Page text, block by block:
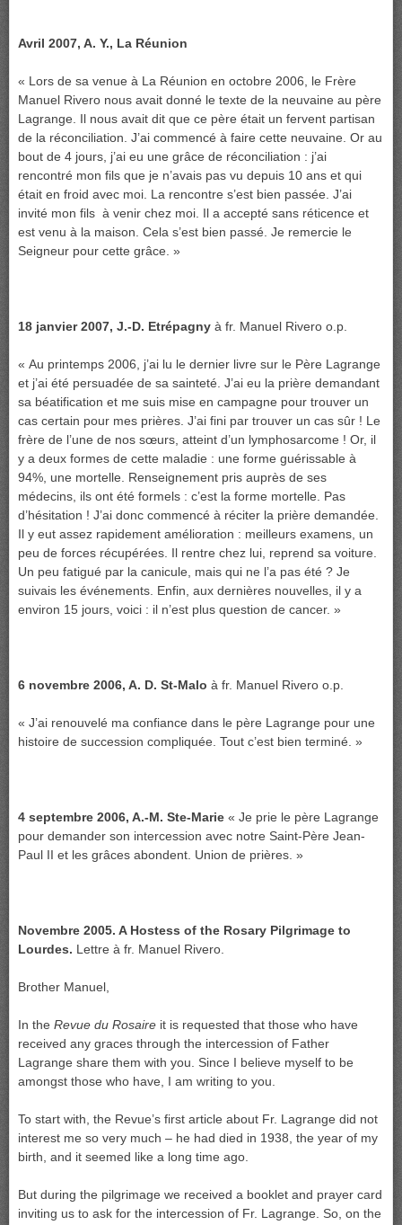
Avril 2007, A. Y., La Réunion
« Lors de sa venue à La Réunion en octobre 2006, le Frère
Manuel Rivero nous avait donné le texte de la neuvaine au père
Lagrange. Il nous avait dit que ce père était un fervent partisan
de la réconciliation. J’ai commencé à faire cette neuvaine. Or au
bout de 4 jours, j’ai eu une grâce de réconciliation : j’ai
rencontré mon fils que je n’avais pas vu depuis 10 ans et qui
était en froid avec moi. La rencontre s’est bien passée. J’ai
invité mon fils à venir chez moi. Il a accepté sans réticence et
est venu à la maison. Cela s’est bien passé. Je remercie le
Seigneur pour cette grâce. »
18 janvier 2007, J.-D. Etrépagny à fr. Manuel Rivero o.p.
« Au printemps 2006, j’ai lu le dernier livre sur le Père Lagrange
et j’ai été persuadée de sa sainteté. J’ai eu la prière demandant
sa béatification et me suis mise en campagne pour trouver un
cas certain pour mes prières. J’ai fini par trouver un cas sûr ! Le
frère de l’une de nos sœurs, atteint d’un lymphosarcome ! Or, il
y a deux formes de cette maladie : une forme guérissable à
94%, une mortelle. Renseignement pris auprès de ses
médecins, ils ont été formels : c’est la forme mortelle. Pas
d’hésitation ! J’ai donc commencé à réciter la prière demandée.
Il y eut assez rapidement amélioration : meilleurs examens, un
peu de forces récupérées. Il rentre chez lui, reprend sa voiture.
Un peu fatigué par la canicule, mais qui ne l’a pas été ? Je
suivais les événements. Enfin, aux dernières nouvelles, il y a
environ 15 jours, voici : il n’est plus question de cancer. »
6 novembre 2006, A. D. St-Malo à fr. Manuel Rivero o.p.
« J’ai renouvelé ma confiance dans le père Lagrange pour une
histoire de succession compliquée. Tout c’est bien terminé. »
4 septembre 2006, A.-M. Ste-Marie « Je prie le père Lagrange
pour demander son intercession avec notre Saint-Père Jean-
Paul II et les grâces abondent. Union de prières. »
Novembre 2005. A Hostess of the Rosary Pilgrimage to
Lourdes. Lettre à fr. Manuel Rivero.
Brother Manuel,
In the Revue du Rosaire it is requested that those who have
received any graces through the intercession of Father
Lagrange share them with you. Since I believe myself to be
amongst those who have, I am writing to you.
To start with, the Revue’s first article about Fr. Lagrange did not
interest me so very much – he had died in 1938, the year of my
birth, and it seemed like a long time ago.
But during the pilgrimage we received a booklet and prayer card
inviting us to ask for the intercession of Fr. Lagrange. So, on the